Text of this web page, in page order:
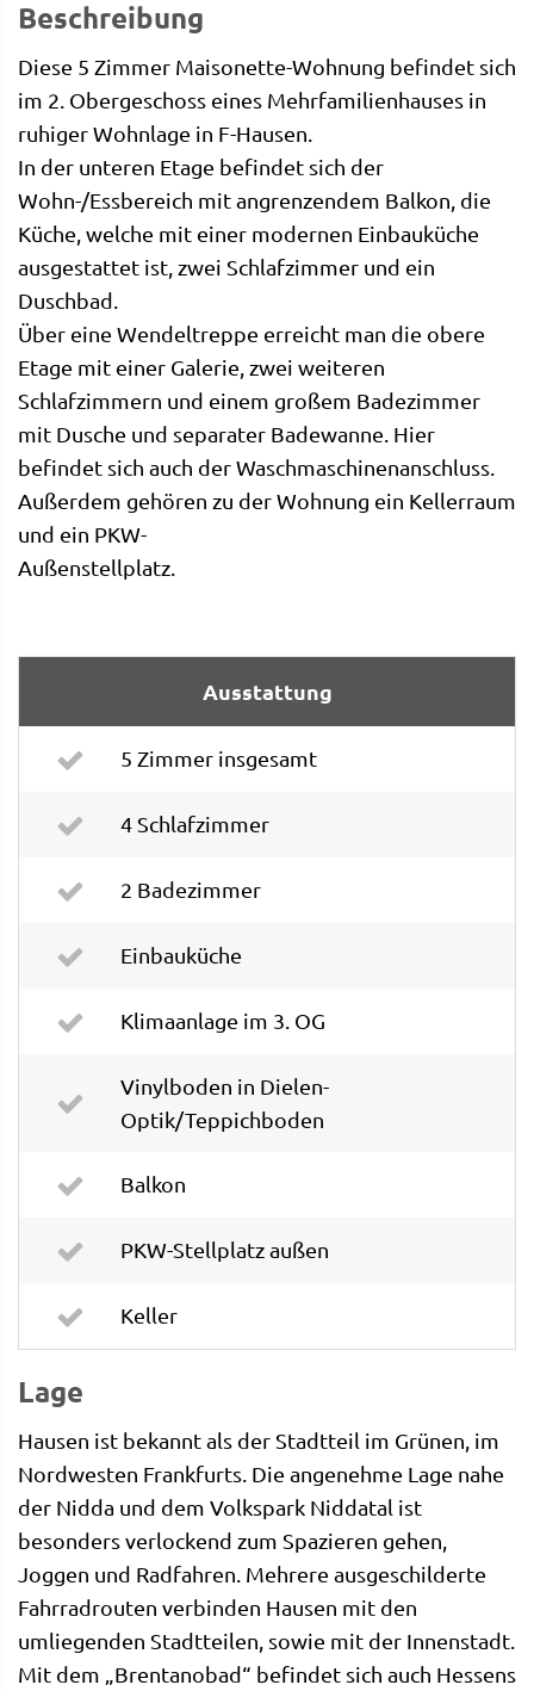
Beschreibung
Diese 5 Zimmer Maisonette-Wohnung befindet sich
im 2. Obergeschoss eines Mehrfamilienhauses in
ruhiger Wohnlage in F-Hausen.
In der unteren Etage befindet sich der
Wohn-/Essbereich mit angrenzendem Balkon, die
Küche, welche mit einer modernen Einbauküche
ausgestattet ist, zwei Schlafzimmer und ein
Duschbad.
Über eine Wendeltreppe erreicht man die obere
Etage mit einer Galerie, zwei weiteren
Schlafzimmern und einem großem Badezimmer
mit Dusche und separater Badewanne. Hier
befindet sich auch der Waschmaschinenanschluss.
Außerdem gehören zu der Wohnung ein Kellerraum
und ein PKW-
Außenstellplatz.
Ausstattung
5 Zimmer insgesamt
4 Schlafzimmer
2 Badezimmer
Einbauküche
Klimaanlage im 3. OG
Vinylboden in Dielen-
Optik/Teppichboden
Balkon
PKW-Stellplatz außen
Keller
Lage
Hausen ist bekannt als der Stadtteil im Grünen, im
Nordwesten Frankfurts. Die angenehme Lage nahe
der Nidda und dem Volkspark Niddatal ist
besonders verlockend zum Spazieren gehen,
Joggen und Radfahren. Mehrere ausgeschilderte
Fahrradrouten verbinden Hausen mit den
umliegenden Stadtteilen, sowie mit der Innenstadt.
Mit dem „Brentanobad“ befindet sich auch Hessens